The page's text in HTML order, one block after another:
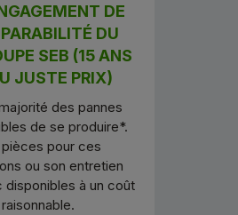
DE
DU
SEB (15 ANS
JUSTE PRIX)
des pannes
de se produire*.
pour ces
ou son entretien
disponibles à un coût
raisonnable.